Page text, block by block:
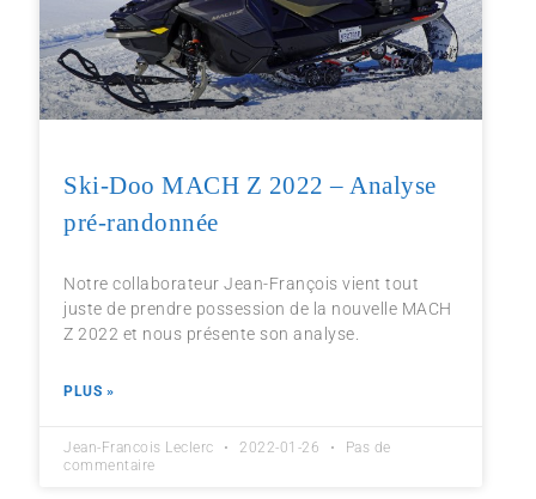
Ski-Doo MACH Z 2022 – Analyse
pré-randonnée
Notre collaborateur Jean-François vient tout
juste de prendre possession de la nouvelle MACH
Z 2022 et nous présente son analyse.
PLUS »
Jean-Francois Leclerc 2022-01-26
Pas de
commentaire